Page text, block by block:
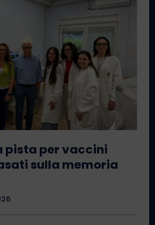
pista per vaccini
sulla memoria